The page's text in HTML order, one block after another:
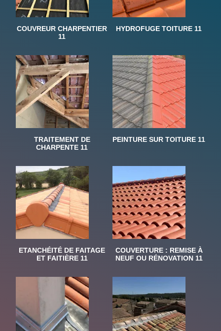
COUVREUR CHARPENTIER
11
HYDROFUGE TOITURE 11
TRAITEMENT DE
CHARPENTE 11
PEINTURE SUR TOITURE 11
ETANCHÉITÉ DE FAITAGE
ET FAITIÈRE 11
COUVERTURE : REMISE À
NEUF OU RÉNOVATION 11